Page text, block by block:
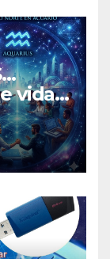
vida y